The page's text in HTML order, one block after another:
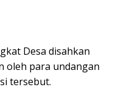
Desa disahkan
oleh para undangan
tersebut.